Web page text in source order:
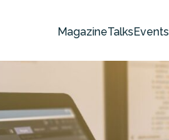
MagazineTalksEvents